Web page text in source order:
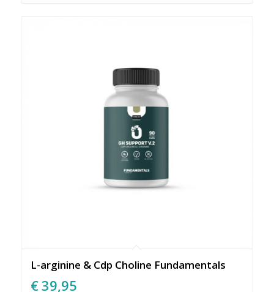
L-arginine & Cdp Choline Fundamentals
€39,95